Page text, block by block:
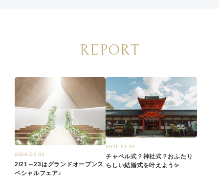
REPORT
2026.02.01
2/21～23はグランドオープンス
ペシャルフェア♪
2026.01.31
チャペル式？神社式？おふたり
らしい結婚式を叶えよう✨